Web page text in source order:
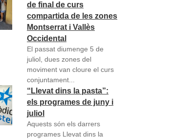
de final de curs
compartida de les zones
Montserrat i Vallès
Occidental
El passat diumenge 5 de
juliol, dues zones del
moviment van cloure el curs
conjuntament...
“Llevat dins la pasta”:
els programes de juny i
juliol
Aquests són els darrers
programes Llevat dins la